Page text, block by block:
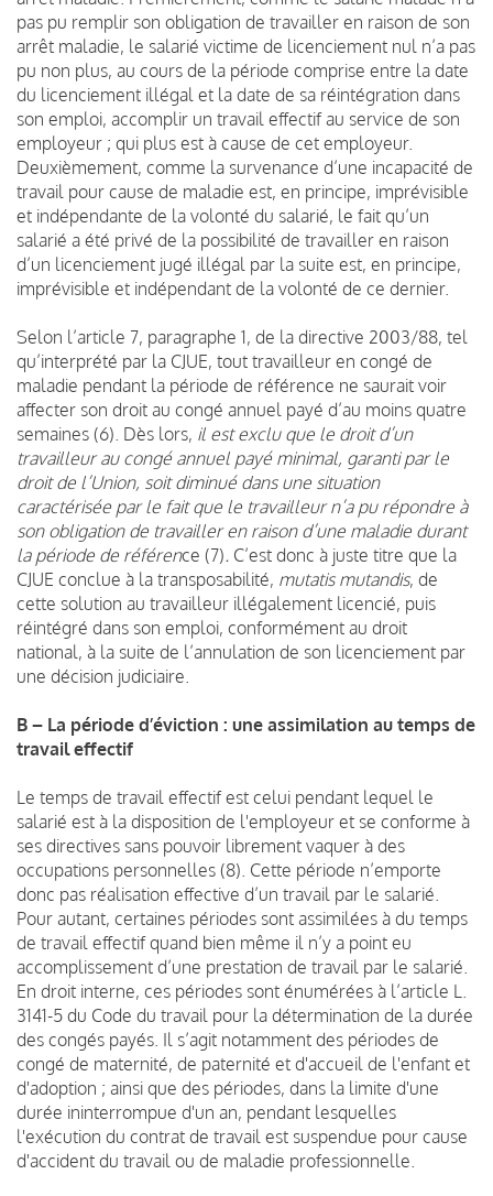
pas pu remplir son obligation de travailler en raison de son
arrêt maladie, le salarié victime de licenciement nul n’a pas
pu non plus, au cours de la période comprise entre la date
du licenciement illégal et la date de sa réintégration dans
son emploi, accomplir un travail effectif au service de son
employeur ; qui plus est à cause de cet employeur.
Deuxièmement, comme la survenance d’une incapacité de
travail pour cause de maladie est, en principe, imprévisible
et indépendante de la volonté du salarié, le fait qu’un
salarié a été privé de la possibilité de travailler en raison
d’un licenciement jugé illégal par la suite est, en principe,
imprévisible et indépendant de la volonté de ce dernier.
Selon l’article 7, paragraphe 1, de la directive 2003/88, tel
qu’interprété par la CJUE, tout travailleur en congé de
maladie pendant la période de référence ne saurait voir
affecter son droit au congé annuel payé d’au moins quatre
semaines (6). Dès lors, il est exclu que le droit d’un
travailleur au congé annuel payé minimal, garanti par le
droit de l’Union, soit diminué dans une situation
caractérisée par le fait que le travailleur n’a pu répondre à
son obligation de travailler en raison d’une maladie durant
la période de référence (7). C’est donc à juste titre que la
CJUE conclue à la transposabilité, mutatis mutandis, de
cette solution au travailleur illégalement licencié, puis
réintégré dans son emploi, conformément au droit
national, à la suite de l’annulation de son licenciement par
une décision judiciaire.
B – La période d’éviction : une assimilation au temps de
travail effectif
Le temps de travail effectif est celui pendant lequel le
salarié est à la disposition de l'employeur et se conforme à
ses directives sans pouvoir librement vaquer à des
occupations personnelles (8). Cette période n’emporte
donc pas réalisation effective d’un travail par le salarié.
Pour autant, certaines périodes sont assimilées à du temps
de travail effectif quand bien même il n’y a point eu
accomplissement d’une prestation de travail par le salarié.
En droit interne, ces périodes sont énumérées à l’article L.
3141-5 du Code du travail pour la détermination de la durée
des congés payés. Il s’agit notamment des périodes de
congé de maternité, de paternité et d'accueil de l'enfant et
d'adoption ; ainsi que des périodes, dans la limite d'une
durée ininterrompue d'un an, pendant lesquelles
l'exécution du contrat de travail est suspendue pour cause
d'accident du travail ou de maladie professionnelle.